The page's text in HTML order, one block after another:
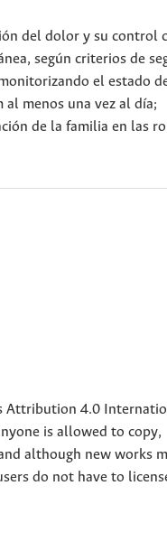
del dolor y su control
según criterios de
el estado
menos una vez al día;
de la familia en las
Attribution 4.0
is allowed to copy,
although new works
do not have to